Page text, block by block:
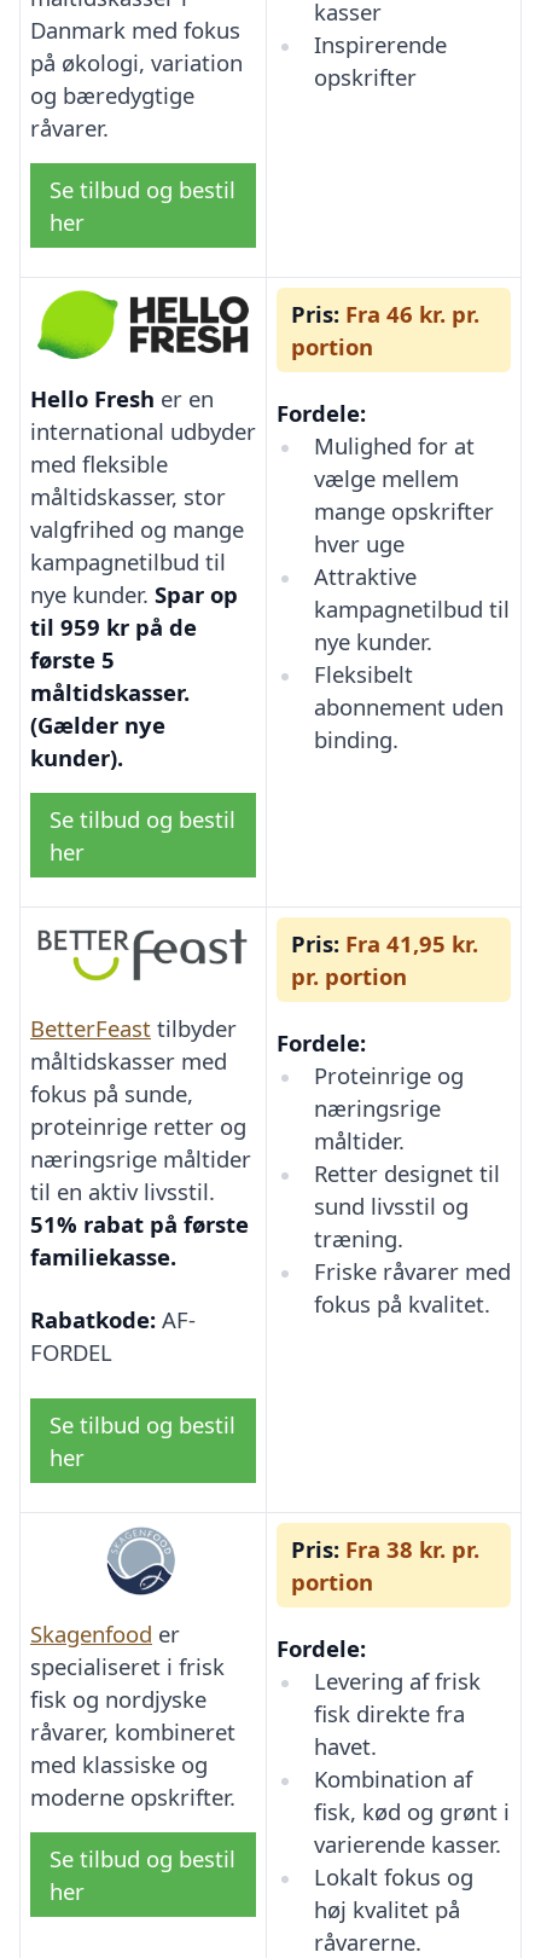
Danmark med fokus
på økologi, variation
og bæredygtige
råvarer.
Se tilbud og bestil
her
kasser
Inspirerende
opskrifter
Hello Fresh er en
international udbyder
med fleksible
måltidskasser, stor
valgfrihed og mange
kampagnetilbud til
nye kunder. Spar op
til 959 kr på de
første 5
måltidskasser.
(Gælder nye
kunder).
Se tilbud og bestil
her
Pris: Fra 46 kr. pr.
portion
Fordele:
Mulighed for at
vælge mellem
mange opskrifter
hver uge
Attraktive
kampagnetilbud til
nye kunder.
Fleksibelt
abonnement uden
binding.
BetterFeast tilbyder
måltidskasser med
fokus på sunde,
proteinrige retter og
næringsrige måltider
til en aktiv livsstil.
51% rabat på første
familiekasse.
Rabatkode: AF-
FORDEL
Se tilbud og bestil
her
Pris: Fra 41,95 kr.
pr. portion
Fordele:
Proteinrige og
næringsrige
måltider.
Retter designet til
sund livsstil og
træning.
Friske råvarer med
fokus på kvalitet.
Skagenfood er
specialiseret i frisk
fisk og nordjyske
råvarer, kombineret
med klassiske og
moderne opskrifter.
Se tilbud og bestil
her
Pris: Fra 38 kr. pr.
portion
Fordele:
Levering af frisk
fisk direkte fra
havet.
Kombination af
fisk, kød og grønt i
varierende kasser.
Lokalt fokus og
høj kvalitet på
råvarerne.